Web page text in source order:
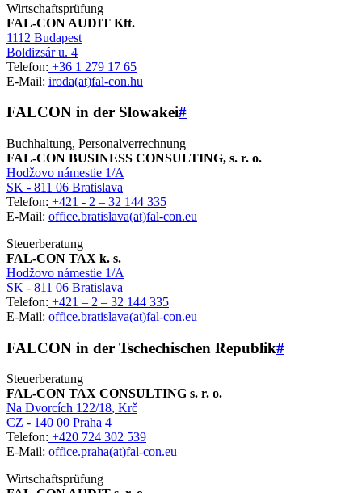
Wirtschaftsprüfung
FAL-CON AUDIT Kft.
1112 Budapest
Boldizsár u. 4
Telefon: +36 1 279 17 65
E-Mail: iroda(at)fal-con.hu
FALCON in der Slowakei#
Buchhaltung, Personalverrechnung
FAL-CON BUSINESS CONSULTING, s. r. o.
Hodžovo námestie 1/A
SK - 811 06 Bratislava
Telefon: +421 - 2 – 32 144 335
E-Mail: office.bratislava(at)fal-con.eu
Steuerberatung
FAL-CON TAX k. s.
Hodžovo námestie 1/A
SK - 811 06 Bratislava
Telefon: +421 – 2 – 32 144 335
E-Mail: office.bratislava(at)fal-con.eu
FALCON in der Tschechischen Republik#
Steuerberatung
FAL-CON TAX CONSULTING s. r. o.
Na Dvorcích 122/18, Krč
CZ - 140 00 Praha 4
Telefon: +420 724 302 539
E-Mail: office.praha(at)fal-con.eu
Wirtschaftsprüfung